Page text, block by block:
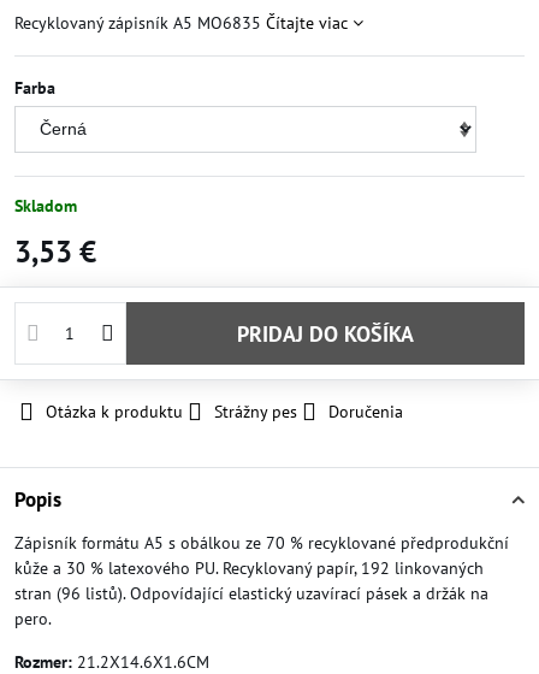
Recyklovaný zápisník A5 MO6835 Čítajte viac
Farba
Skladom
3,53 €
PRIDAJ DO KOŠÍKA
Otázka k produktu Strážny pes Doručenia
Popis
Zápisník formátu A5 s obálkou ze 70 % recyklované předprodukční
kůže a 30 % latexového PU. Recyklovaný papír, 192 linkovaných
stran (96 listů). Odpovídající elastický uzavírací pásek a držák na
pero.
Rozmer: 21.2X14.6X1.6CM